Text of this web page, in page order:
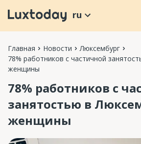
ru
Главная Новости
Люксембург
78% работников с частичной
женщины
78% работников с
занятостью в
женщины